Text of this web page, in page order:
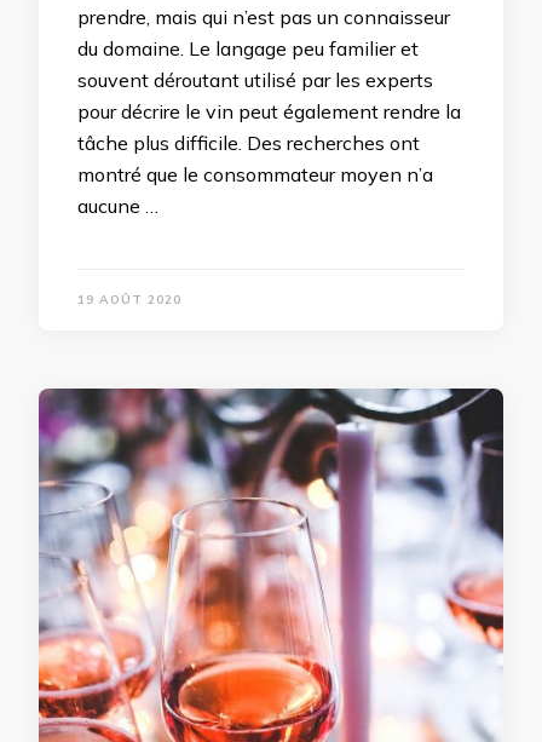
prendre, mais qui n’est pas un connaisseur
du domaine. Le langage peu familier et
souvent déroutant utilisé par les experts
pour décrire le vin peut également rendre la
tâche plus difficile. Des recherches ont
montré que le consommateur moyen n’a
aucune …
19 AOÛT 2020